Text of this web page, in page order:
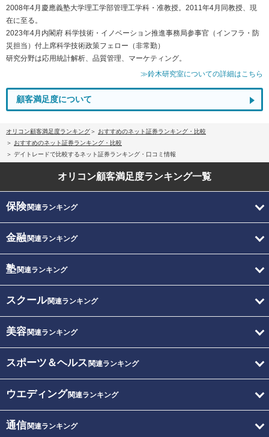
2008年4月慶應義塾大学理工学部管理工学科・准教授。2011年4月同教授、現
在に至る。
2023年4月内閣府 科学技術・イノベーション推進事務局参事官（インフラ・防
災担当）付上席科学技術政策フェロー（非常勤）
研究分野は応用統計解析、品質管理、マーケティング。
≫鈴木研究室についての詳細はこちら
顧客満足度について
オリコン顧客満足度ランキング
おすすめのネット証券ランキング・比較
おすすめのネット証券ランキング・比較
デイトレードで比較するネット証券ランキング・口コミ情報
オリコン顧客満足度ランキング一覧
保険関連ランキング
金融関連ランキング
塾関連ランキング
スクール関連ランキング
美容関連ランキング
スポーツ＆ヘルス 関連ランキング
ウエディング関連ランキング
通信関連ランキング